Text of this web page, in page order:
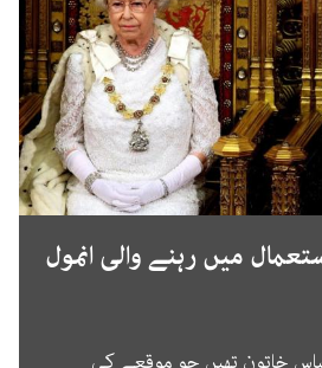
میں رہنے والی انمول